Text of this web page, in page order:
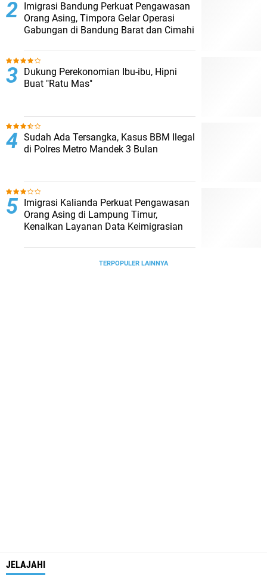
Imigrasi Bandung Perkuat Pengawasan
Orang Asing, Timpora Gelar Operasi
Gabungan di Bandung Barat dan Cimahi
Dukung Perekonomian Ibu-ibu, Hipni
Buat "Ratu Mas"
Sudah Ada Tersangka, Kasus BBM Ilegal
di Polres Metro Mandek 3 Bulan
Imigrasi Kalianda Perkuat Pengawasan
Orang Asing di Lampung Timur,
Kenalkan Layanan Data Keimigrasian
TERPOPULER LAINNYA
JELAJAHI